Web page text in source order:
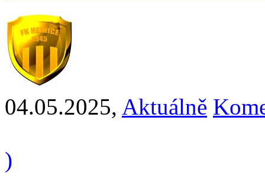
04.05.2025, Aktuálně
)